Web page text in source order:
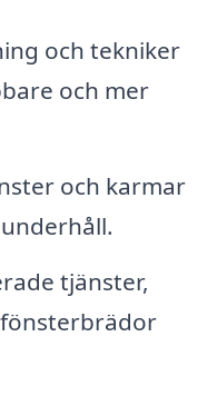
och tekniker
och mer
och karmar
tjänster,